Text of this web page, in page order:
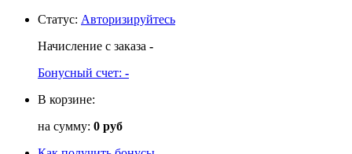
Статус: Авторизируйтесь
Начисление с заказа -
Бонусный счет: -
В корзине:
на сумму: 0 руб